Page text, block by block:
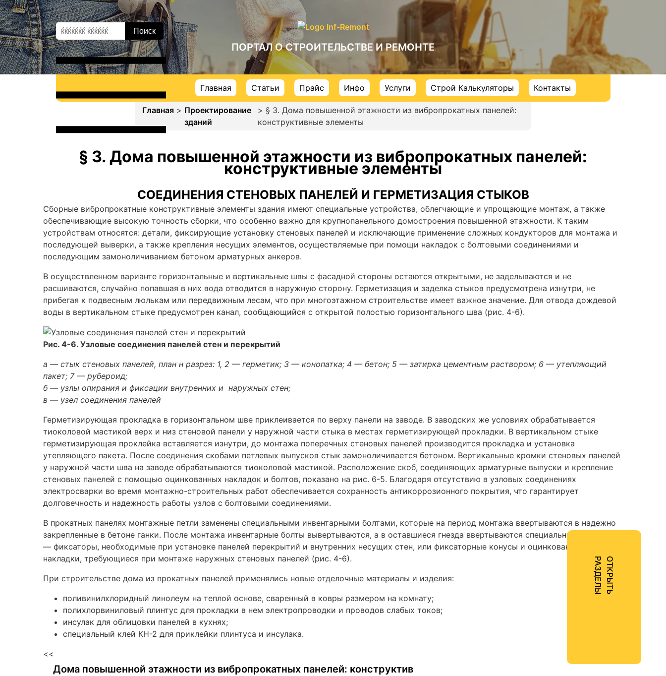
ПОРТАЛ О СТРОИТЕЛЬСТВЕ И РЕМОНТЕ
Главная Статьи Прайс Инфо Услуги Строй Калькуляторы Контакты
Главная > Проектирование
зданий
> § 3. Дома повышенной этажности из вибропрокатных панелей:
конструктивные элементы
§ 3. Дома повышенной этажности из вибропрокатных панелей:
конструктивные элементы
СОЕДИНЕНИЯ СТЕНОВЫХ ПАНЕЛЕЙ И ГЕРМЕТИЗАЦИЯ СТЫКОВ
Сборные вибропрокатные конструктивные элементы здания имеют специальные устройства, облегчающие и упрощающие монтаж, а также
обеспечивающие высокую точность сборки, что особенно важно для крупнопанельного домостроения повышенной этажности. К таким
устройствам относятся: детали, фиксирующие установку стеновых панелей и исключающие применение сложных кондукторов для монтажа и
последующей выверки, а также крепления несущих элементов, осуществляемые при помощи накладок с болтовыми соединениями и
последующим замоноличиванием бетоном арматурных анкеров.
В осуществленном варианте горизонтальные и вертикальные швы с фасадной стороны остаются открытыми, не заделываются и не
расшиваются, случайно попавшая в них вода отводится в наружную сторону. Герметизация и заделка стыков предусмотрена изнутри, не
прибегая к подвесным люлькам или передвижным лесам, что при многоэтажном строительстве имеет важное значение. Для отвода дождевой
воды в вертикальном стыке предусмотрен канал, сообщающийся с открытой полостью горизонтального шва (рис. 4-6).
Рис. 4-6. Узловые соединения панелей стен и перекрытий
а — стык стеновых панелей, план н разрез: 1, 2 — герметик; 3 — конопатка; 4 — бетон; 5 — затирка цементным раствором; 6 — утепляющий
пакет; 7 — рубероид;
б — узлы опирания и фиксации внутренних и наружных стен;
в — узел соединения панелей
Герметизирующая прокладка в горизонтальном шве приклеивается по верху панели на заводе. В заводских же условиях обрабатывается
тиоколовой мастикой верх и низ стеновой панели у наружной части стыка в местах герметизирующей прокладки. В вертикальном стыке
герметизирующая проклейка вставляется изнутри, до монтажа поперечных стеновых панелей производится прокладка и установка
утепляющего пакета. После соединения скобами петлевых выпусков стык замоноличивается бетоном. Вертикальные кромки стеновых панелей
у наружной части шва на заводе обрабатываются тиоколовой мастикой. Расположение скоб, соединяющих арматурные выпуски и крепление
стеновых панелей с помощью оцинкованных накладок и болтов, показано на рис. 6-5. Благодаря отсутствию в узловых соединениях
электросварки во время монтажно-строительных работ обеспечивается сохранность антикоррозионного покрытия, что гарантирует
долговечность и надежность работы узлов с болтовыми соединениями.
В прокатных панелях монтажные петли заменены специальными инвентарными болтами, которые на период монтажа ввертываются в надежно
закрепленные в бетоне ганки. После монтажа инвентарные болты вывертываются, а в оставшиеся гнезда ввертываются специальные шпильки
— фиксаторы, необходимые при установке панелей перекрытий и внутренних несущих стен, или фиксаторные конусы и оцинкованные болты и
накладки, требующиеся при монтаже наружных стеновых панелей (рис. 4-6).
При строительстве дома из прокатных панелей применялись новые отделочные материалы и изделия:
поливинилхлоридный линолеум на теплой основе, сваренный в ковры размером на комнату;
полихлорвиниловый плинтус для прокладки в нем электропроводки и проводов слабых токов;
инсулак для облицовки панелей в кухнях;
специальный клей КН-2 для приклейки плинтуса и инсулака.
<<
Дома повышенной этажности из вибропрокатных панелей: конструктив
О
Т
К
Р
Ы
Т
Ь
Р
А
З
Д
Е
Л
Ы